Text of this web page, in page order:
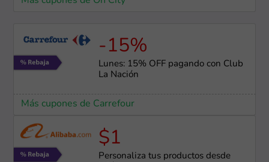
-15%
Lunes: 15% OFF pagando con Club
La Nación
Más cupones de Carrefour
$1
Personaliza tus productos desde